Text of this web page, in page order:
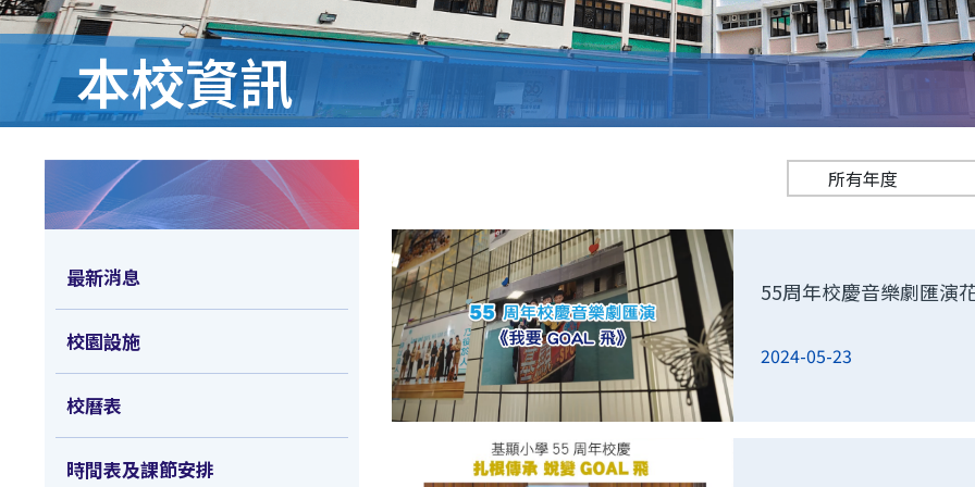
本校資訊
最新消息
校園設施
校曆表
時間表及課節安排
55周年校慶音樂劇匯演
2024-05-23